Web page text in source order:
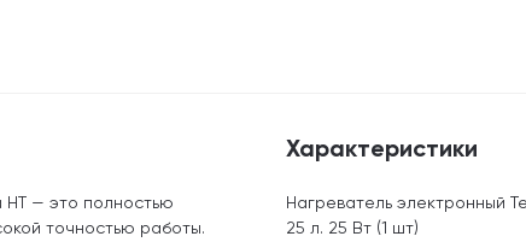
HT — это полностью
точностью работы.
Характеристики
Нагреватель электронный
25 л. 25 Вт (1 шт)